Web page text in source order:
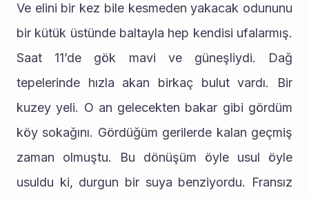
Ve elini bir kez bile kesmeden yakacak odununu
bir kütük üstünde baltayla hep kendisi ufalarmış.
Saat 11’de gök mavi ve güneşliydi. Dağ
tepelerinde hızla akan birkaç bulut vardı. Bir
kuzey yeli. O an gelecekten bakar gibi gördüm
köy sokağını. Gördüğüm gerilerde kalan geçmiş
zaman olmuştu. Bu dönüşüm öyle usul öyle
usuldu ki, durgun bir suya benziyordu. Fransız